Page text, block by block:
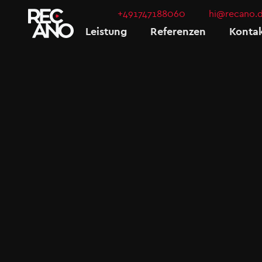
+491747188060
Leistung Referenzen